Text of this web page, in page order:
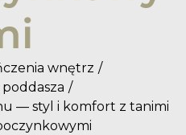
wnętrz
— styl i komfort z tanimi